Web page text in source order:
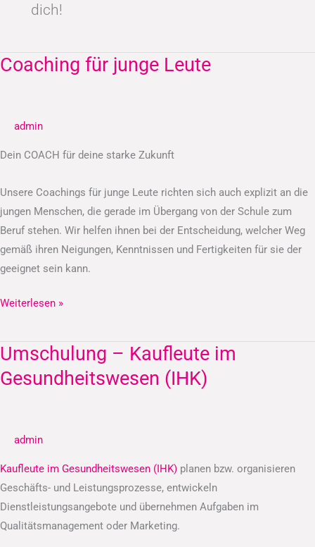
dich!
Coaching für junge Leute
admin
Dein COACH für deine starke Zukunft
Unsere Coachings für junge Leute richten sich auch explizit an die
jungen Menschen, die gerade im Übergang von der Schule zum
Beruf stehen. Wir helfen ihnen bei der Entscheidung, welcher Weg
gemäß ihren Neigungen, Kenntnissen und Fertigkeiten für sie der
geeignet sein kann.
Coaching
Leute
Weiterlesen »
Umschulung – Kaufleute im
Gesundheitswesen (IHK)
admin
Kaufleute im Gesundheitswesen (IHK) planen bzw. organisieren
Geschäfts- und Leistungsprozesse, entwickeln
Dienstleistungsangebote und übernehmen Aufgaben im
Qualitätsmanagement oder Marketing.
Umschulung
–
Kaufleute
(IHK)